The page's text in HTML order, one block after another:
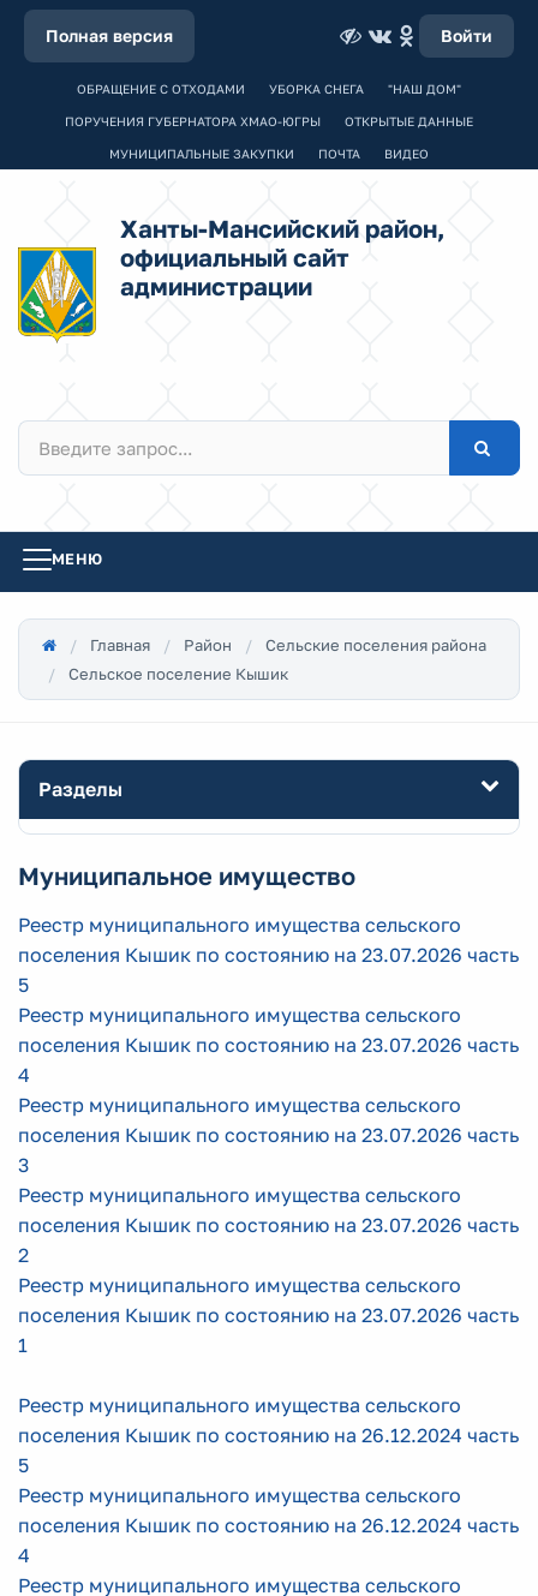
Полная версия Войти
ОБРАЩЕНИЕ С ОТХОДАМИ УБОРКА СНЕГА "НАШ ДОМ"
ПОРУЧЕНИЯ ГУБЕРНАТОРА ХМАО-ЮГРЫ ОТКРЫТЫЕ ДАННЫЕ
МУНИЦИПАЛЬНЫЕ ЗАКУПКИ ПОЧТА ВИДЕО
Ханты-Мансийский район,
официальный сайт
администрации
МЕНЮ
Главная Район
Сельские поселения района
Сельское поселение Кышик
Разделы
Муниципальное имущество
Реестр муниципального имущества сельского
поселения Кышик по состоянию на 23.07.2026 часть
5
Реестр муниципального имущества сельского
поселения Кышик по состоянию на 23.07.2026 часть
4
Реестр муниципального имущества сельского
поселения Кышик по состоянию на 23.07.2026 часть
3
Реестр муниципального имущества сельского
поселения Кышик по состоянию на 23.07.2026 часть
2
Реестр муниципального имущества сельского
поселения Кышик по состоянию на 23.07.2026 часть
1
Реестр муниципального имущества сельского
поселения Кышик по состоянию на 26.12.2024 часть
5
Реестр муниципального имущества сельского
поселения Кышик по состоянию на 26.12.2024 часть
4
Реестр муниципального имущества сельского